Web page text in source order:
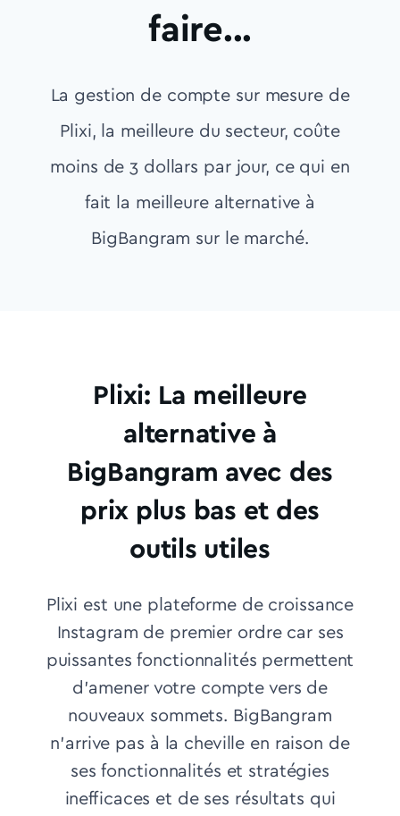
faire...
La gestion de compte sur mesure de
Plixi, la meilleure du secteur, coûte
moins de 3 dollars par jour, ce qui en
fait la meilleure alternative à
BigBangram sur le marché.
Plixi: La meilleure
alternative à
BigBangram avec des
prix plus bas et des
outils utiles
Plixi est une plateforme de croissance
Instagram de premier ordre car ses
puissantes fonctionnalités permettent
d'amener votre compte vers de
nouveaux sommets. BigBangram
n'arrive pas à la cheville en raison de
ses fonctionnalités et stratégies
inefficaces et de ses résultats qui